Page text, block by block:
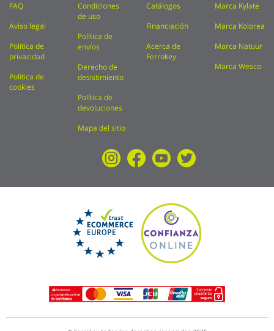
FAQ
Aviso legal
Política de
privacidad
Política de
cookies
Condiciones
de uso
Política de
envíos
Derecho de
desistimiento
Política de
devoluciones
Mapa del sitio
Catálogos
Financiación
Acerca de
Ferrokey
Marca Kylate
Marca Kolorea
Marca Natuur
Marca Wesco